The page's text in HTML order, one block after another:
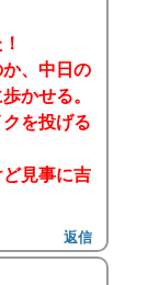
、中日の
かせる。
を投げる
見事に吉
返信